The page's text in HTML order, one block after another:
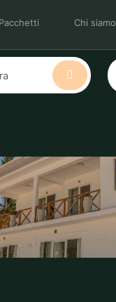
Pacchetti Chi siamo